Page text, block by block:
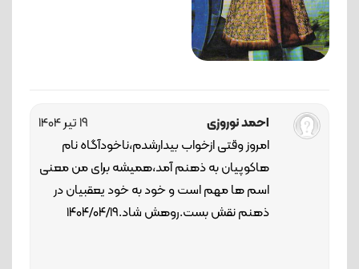
احمد نوروزی
19 تیر 1404
امروز وقتی ازخواب بیدارشدم،ناخودآگاه نام
هاکوپیان به ذهنم آمد،همیشه برای من معنی
اسم ها مهم است و خود به خود یعقبیان در
ذهنم نقش بست.روهش شاد.۱۴۰۴/۰۴/۱۹